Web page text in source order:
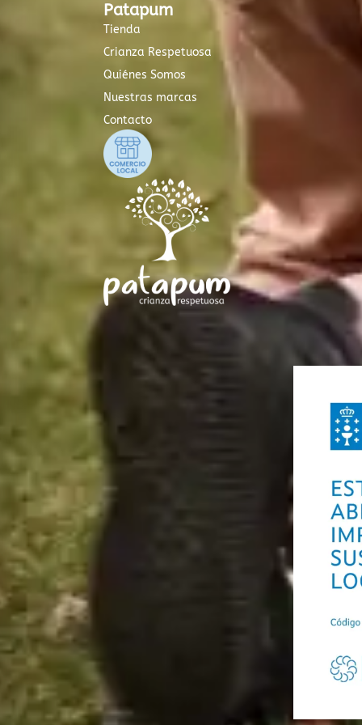
Patapum
Tienda
Crianza Respetuosa
Quiénes Somos
Nuestras marcas
Contacto